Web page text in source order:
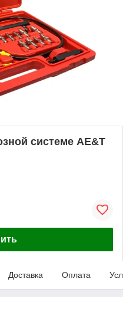
системе AE&T
Доставка Оплата